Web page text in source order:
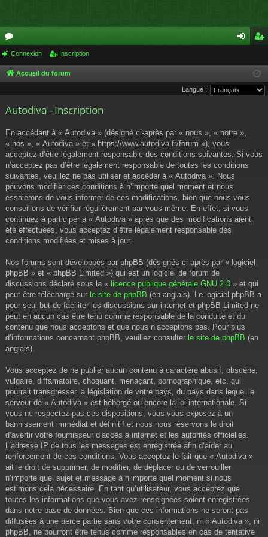
or
u
s
cri
pti
Connexion Inscription
Accueil du forum
Langue :
Autodiva - Inscription
En accédant à « Autodiva » (désigné ci-après par « nous », « notre »,
« nos », « Autodiva » et « https://www.autodiva.fr/forum »), vous
acceptez d’être légalement responsable des conditions suivantes. Si vous
n’acceptez pas d’être légalement responsable de toutes les conditions
suivantes, veuillez ne pas utiliser et accéder à « Autodiva ». Nous
pouvons modifier ces conditions à n’importe quel moment et nous
essaierons de vous informer de ces modifications, bien que nous vous
conseillons de vérifier régulièrement par vous-même. En effet, si vous
continuez à participer à « Autodiva » après que des modifications aient
été effectuées, vous acceptez d’être légalement responsable des
conditions modifiées et mises à jour.
Nos forums sont développés par phpBB (désignés ci-après par « logiciel
phpBB » et « phpBB Limited ») qui est un logiciel de forum de
discussions déclaré sous la « licence publique générale GNU 2.0 » et qui
peut être téléchargé sur le site de phpBB (en anglais). Le logiciel phpBB a
pour seul but de faciliter les discussions sur internet et phpBB Limited ne
peut en aucun cas être tenu comme responsable de la conduite et du
contenu que nous acceptons et que nous n’acceptons pas. Pour plus
d’informations concernant phpBB, veuillez consulter le site de phpBB (en
anglais).
Vous acceptez de ne publier aucun contenu à caractère abusif, obscène,
vulgaire, diffamatoire, choquant, menaçant, pornographique, etc. qui
pourrait transgresser la législation de votre pays, du pays dans lequel le
serveur de « Autodiva » est hébergé ou encore la loi internationale. Si
vous ne respectez pas ces dispositions, vous vous exposez à un
bannissement immédiat et définitif et nous nous réservons le droit
d’avertir votre fournisseur d’accès à internet et les autorités officielles.
L’adresse IP de tous les messages est enregistrée afin d’aider au
renforcement de ces conditions. Vous acceptez le fait que « Autodiva »
ait le droit de supprimer, de modifier, de déplacer ou de verrouiller
n’importe quel sujet et message à n’importe quel moment si nous
estimons cela nécessaire. En tant qu’utilisateur, vous acceptez que
toutes les informations que vous avez renseignées soient enregistrées
dans notre base de données. Bien que ces informations ne seront pas
diffusées à une tierce partie sans votre consentement, ni « Autodiva », ni
phpBB, ne pourront être tenus comme responsables en cas de tentative